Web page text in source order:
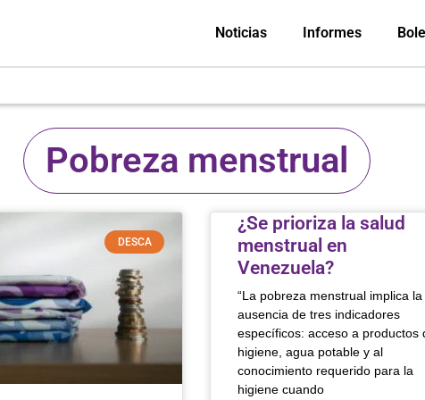
Noticias Informes
Pobreza menstrual
DESCA
¿Se prioriza la salud
menstrual en
Venezuela?
“La pobreza menstrual implica la
ausencia de tres indicadores
específicos: acceso a productos
higiene, agua potable y al
conocimiento requerido para la
higiene cuando